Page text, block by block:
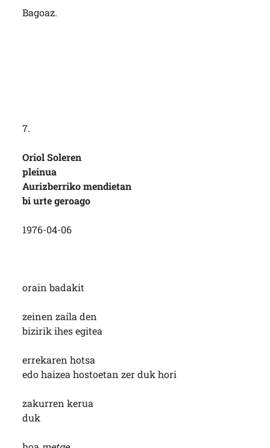
Bagoaz.
7.
Oriol Soleren
pleinua
Aurizberriko mendietan
bi urte geroago
1976-04-06
orain badakit
zeinen zaila den
bizirik ihes egitea
errekaren hotsa
edo haizea hostoetan zer duk hori
zakurren kerua
duk